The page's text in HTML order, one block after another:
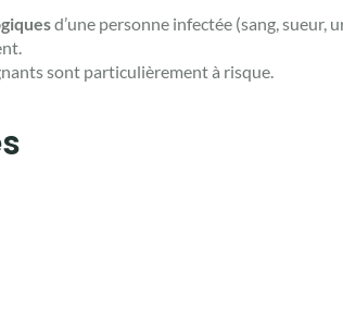
d’une personne infectée (sang, sueur,
sont particulièrement à risque.